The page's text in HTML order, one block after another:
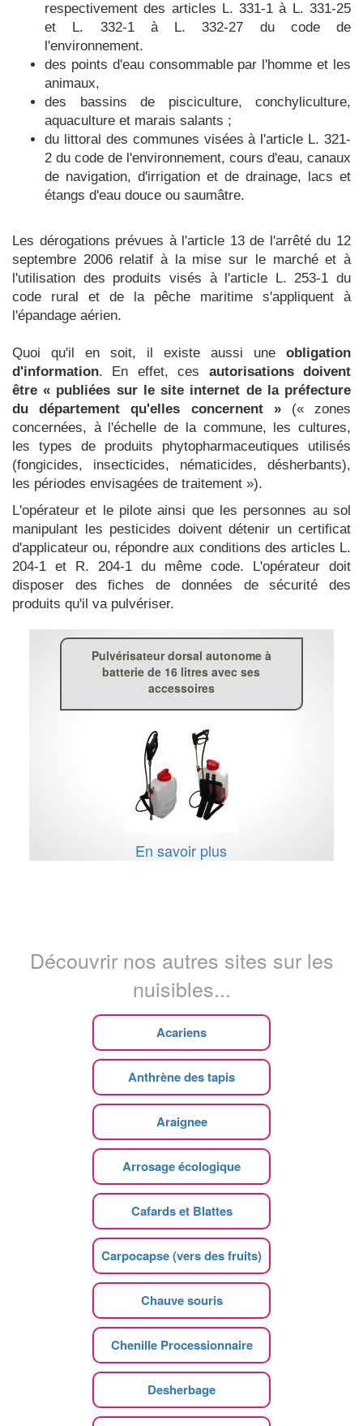
respectivement des articles L. 331-1 à L. 331-25
et L. 332-1 à L. 332-27 du code de
l'environnement.
des points d'eau consommable par l'homme et les
animaux,
des bassins de pisciculture, conchyliculture,
aquaculture et marais salants ;
du littoral des communes visées à l'article L. 321-
2 du code de l'environnement, cours d'eau, canaux
de navigation, d'irrigation et de drainage, lacs et
étangs d'eau douce ou saumâtre.
Les dérogations prévues à l'article 13 de l'arrêté du 12
septembre 2006 relatif à la mise sur le marché et à
l'utilisation des produits visés à l'article L. 253-1 du
code rural et de la pêche maritime s'appliquent à
l'épandage aérien.
Quoi qu'il en soit, il existe aussi une obligation
d'information. En effet, ces autorisations doivent
être « publiées sur le site internet de la préfecture
du département qu'elles concernent »(« zones
concernées, à l'échelle de la commune, les cultures,
les types de produits phytopharmaceutiques utilisés
(fongicides, insecticides, nématicides, désherbants),
les périodes envisagées de traitement »).
L'opérateur et le pilote ainsi que les personnes au sol
manipulant les pesticides doivent détenir un certificat
d'applicateur ou, répondre aux conditions des articles L.
204-1 et R. 204-1 du même code. L'opérateur doit
disposer des fiches de données de sécurité des
produits qu'il va pulvériser.
Pulvérisateur dorsal autonome à
batterie de 16 litres avec ses
accessoires
En savoir plus
Découvrir nos autres sites sur les
nuisibles...
Acariens
Anthrène des tapis
Araignee
Arrosage écologique
Cafards et Blattes
Carpocapse (vers des fruits)
Chauve souris
Chenille Processionnaire
Desherbage